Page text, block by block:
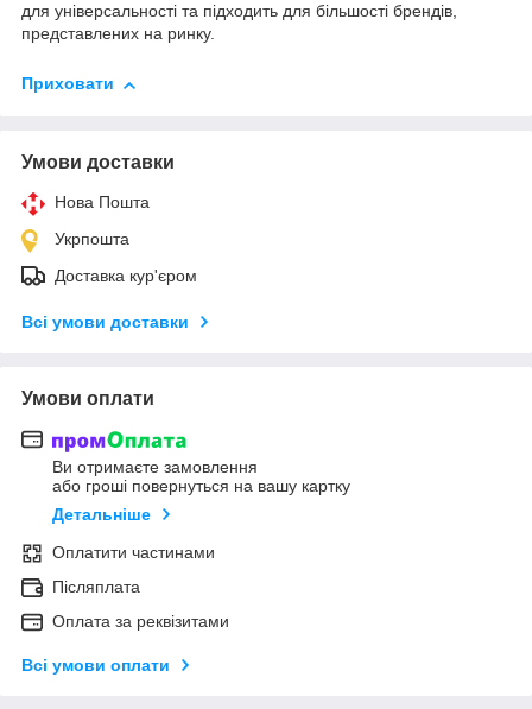
для універсальності та підходить для більшості брендів,
представлених на ринку.
Приховати
Умови доставки
Нова Пошта
Укрпошта
Доставка кур'єром
Всі умови доставки
Умови оплати
Ви отримаєте замовлення
або гроші повернуться на вашу картку
Детальніше
Оплатити частинами
Післяплата
Оплата за реквізитами
Всі умови оплати